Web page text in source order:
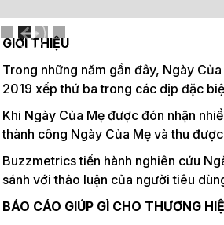
Slide 2 of 4.
GIỚI THIỆU
Trong những năm gần đây, Ngày
2019 xếp thứ ba trong các dịp đặc
Khi Ngày Của Mẹ được đón nhận
thành công Ngày Của Mẹ và thu
Buzzmetrics tiến hành nghiên cứu
sánh với thảo luận của người tiêu
BÁO CÁO GIÚP GÌ CHO THƯƠNG